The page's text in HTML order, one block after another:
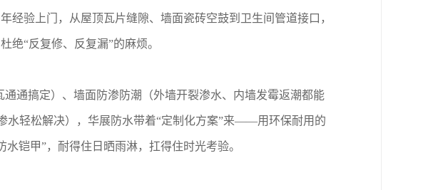
经验上门，从屋顶瓦片缝隙、墙面瓷砖空鼓到卫生间管道接口，
绝“反复修、反复漏”的麻烦。
通搞定）、墙面防渗防潮（外墙开裂渗水、内墙发霉返潮都能
水轻松解决），华展防水带着“定制化方案”来——用环保耐用的
铠甲”，耐得住日晒雨淋，扛得住时光考验。